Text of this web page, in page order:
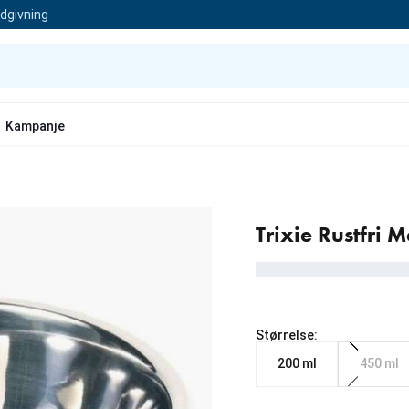
Kampanje
Trixie Rustfri
Størrelse:
200 ml
450 ml